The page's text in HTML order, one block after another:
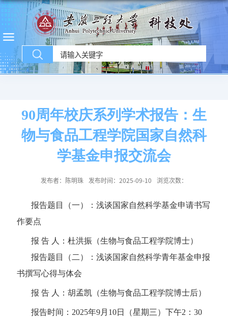
90周年校庆系列学术报告：生
物与食品工程学院国家自然科
学基金申报交流会
发布者：陈明珠 发布时间：2025-09-10 浏览次数：
报告题目 （一）
：浅谈国家自然科学基金申请书写
作要点
报 告 人 ：杜洪振 （生物与食品工程学院博士）
报告题目
（ 二 ）
：浅谈国家自然科学青年基金申报
书撰写心得与体会
报 告 人：胡孟凯 （生物与食品工程学院博士后）
报告时间： 2025年9月 10日（星期三）下午2 ：30